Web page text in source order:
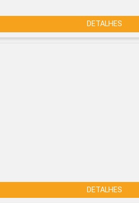
DETALHES
DETALHES